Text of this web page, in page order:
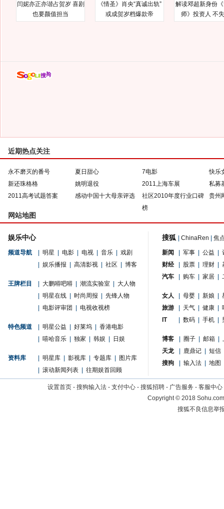
闫妮亦正亦谐占贺岁 喜剧
也要颜值担当
《情圣》肖央“真诚出轨”
或成贺岁档爆款帝
解读邓超新身份
师》投资人 不
近期热点关注
永不磨灭的番号 夏日甜心 7电影
快乐
新还珠格格
姚明退役 2011上海车展
私募
2011高考试题答案
感动中国十大母亲评选
社区2010年度行业口碑
榜
贵州
网站地图
娱乐中心
频道导航 明星 电影 电视 音乐
戏剧
娱乐播报 高清影视 社区 博客
王牌栏目 大鹏嘚吧嘚 潮流实验室
大人物
明星在线 时尚周报
先锋人物
电影评审团 电视收视榜
特色频道 明星公益 好莱坞
香港电影
嘻哈音乐 独家 韩娱 日娱
资料库 明星库 影视库 专题库
图片库
滚动新闻列表 往期娱首回顾
搜狐 ChinaRen 焦
新闻 军事 公益
财经
股票 理财
汽车
购车 家居
女人 母婴 新娘
旅游
天气 健康
IT
数码 手机
博客 圈子 邮箱
天龙
鹿鼎记
短信
搜狗
输入法 地图
设置首页 - 搜狗输入法 - 支付中心 - 搜狐招聘 - 广告服务 - 客服中心
Copyright©2018
搜狐不良信息举